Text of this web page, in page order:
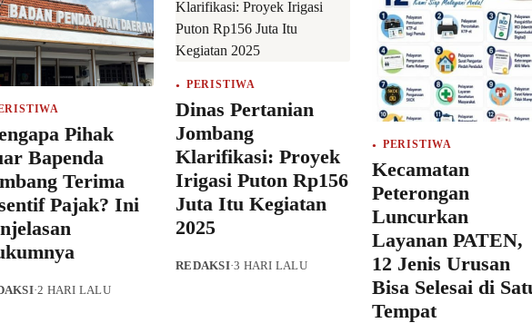
Pihak
Bapenda
Terima
Pajak? Ini
·2 HARI LALU
PERISTIWA
Dinas Pertanian
Jombang
Klarifikasi: Proyek
Irigasi Puton Rp156
Juta Itu Kegiatan
2025
REDAKSI·3 HARI LALU
PERISTIWA
Kecamatan
Peterongan
Luncurkan
Layanan PATEN,
12 Jenis Urusan
Bisa Selesai di
Tempat